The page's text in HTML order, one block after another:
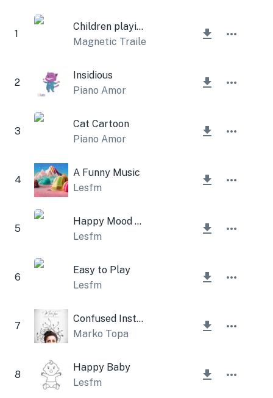
1
Children playing
Magnetic Trailer
2
Insidious
Piano Amor
3
Cat Cartoon
Piano Amor
4
A Funny Music
Lesfm
5
Happy Mood and Ukulele
Lesfm
6
Easy to Play
Lesfm
7
Confused Instrumental
Marko Topa
8
Happy Baby
Lesfm